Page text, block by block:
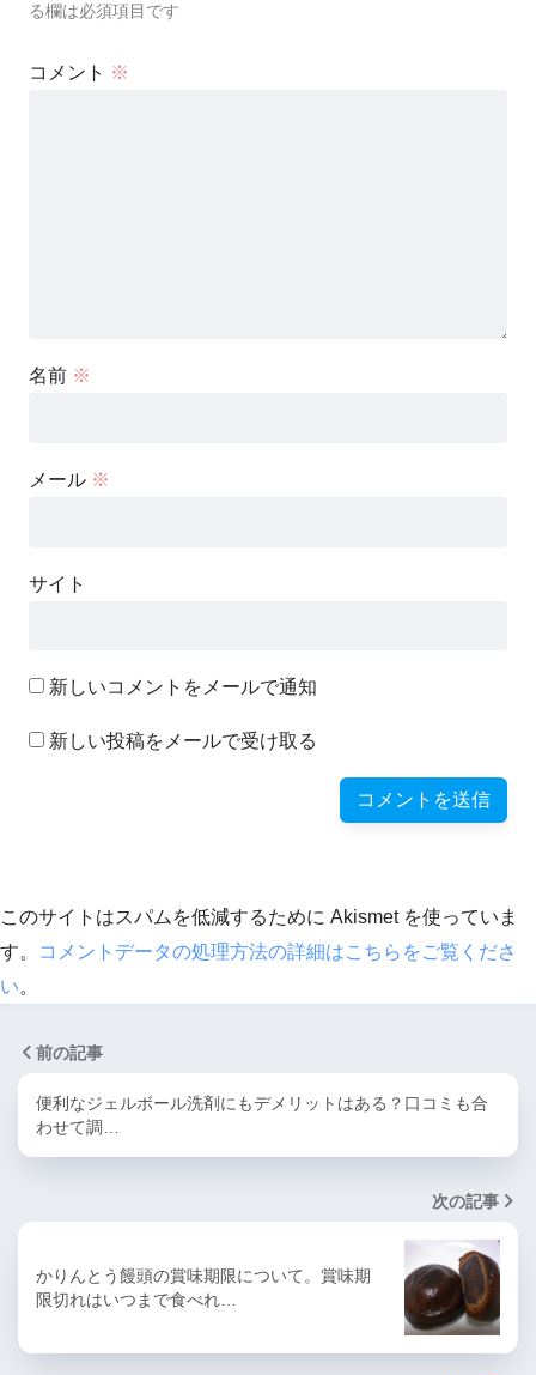
る欄は必須項目です
コメント ※
名前 ※
メール ※
サイト
新しいコメントをメールで通知
新しい投稿をメールで受け取る
このサイトはスパムを低減するために Akismet を使っていま
す。
コメントデータの処理方法の詳細はこちらをご覧くださ
い。
前の記事
便利なジェルボール洗剤にもデメリットはある？口コミも合
わせて調…
次の記事
かりんとう饅頭の賞味期限について。賞味期
限切れはいつまで食べれ…